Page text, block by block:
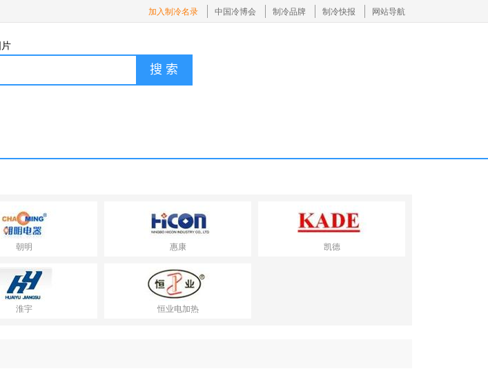
加入制冷名录 中国冷博会 制冷品牌 制冷快报 网站导航
搜 索
朝明 惠康 凯德
淮宇 恒业电加热